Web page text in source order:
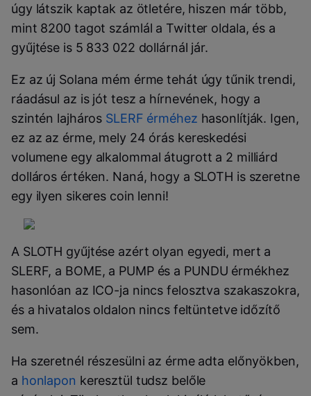
úgy látszik kaptak az ötletére, hiszen már több,
mint 8200 tagot számlál a Twitter oldala, és a
gyűjtése is 5 833 022 dollárnál jár.
Ez az új Solana mém érme tehát úgy tűnik trendi,
ráadásul az is jót tesz a hírnevének, hogy a
szintén lajháros SLERF érméhez hasonlítják. Igen,
ez az az érme, mely 24 órás kereskedési
volumene egy alkalommal átugrott a 2 milliárd
dolláros értéken. Naná, hogy a SLOTH is szeretne
egy ilyen sikeres coin lenni!
A SLOTH gyűjtése azért olyan egyedi, mert a
SLERF, a BOME, a PUMP és a PUNDU érmékhez
hasonlóan az ICO-ja nincs felosztva szakaszokra,
és a hivatalos oldalon nincs feltüntetve időzítő
sem.
Ha szeretnél részesülni az érme adta előnyökben,
a honlapon keresztül tudsz belőle